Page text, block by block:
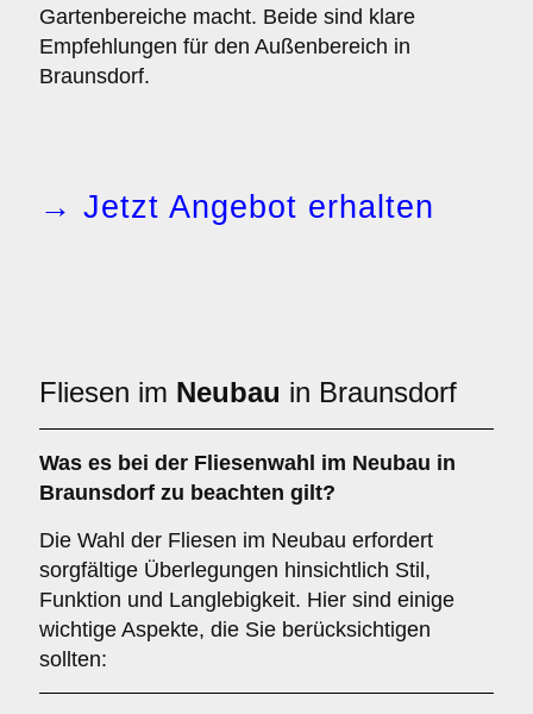
Gartenbereiche macht. Beide sind klare
Empfehlungen für den Außenbereich in
Braunsdorf.
→ Jetzt Angebot erhalten
Fliesen im Neubau in Braunsdorf
Was es bei der Fliesenwahl im Neubau in
Braunsdorf zu beachten gilt?
Die Wahl der Fliesen im Neubau erfordert
sorgfältige Überlegungen hinsichtlich Stil,
Funktion und Langlebigkeit. Hier sind einige
wichtige Aspekte, die Sie berücksichtigen
sollten: